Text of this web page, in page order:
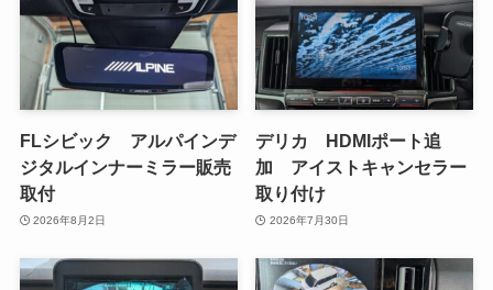
FLシビック アルパインデ
ジタルインナーミラー販売
取付
2026年8月2日
デリカ HDMIポート追
加 アイストキャンセラー
取り付け
2026年7月30日